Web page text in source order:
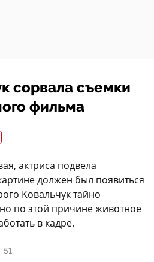
сорвала съемки
фильма
актриса подвела
должен был появиться
Ковальчук тайно
по этой причине животное
в кадре.
51